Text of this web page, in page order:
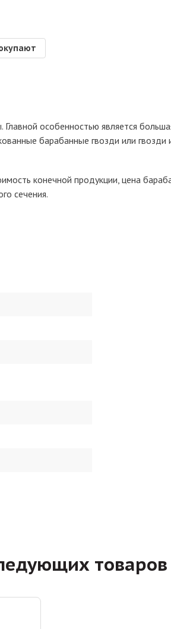
особенностью является
барабанные гвозди или гвозди
конечной продукции, цена
сечения.
товаров